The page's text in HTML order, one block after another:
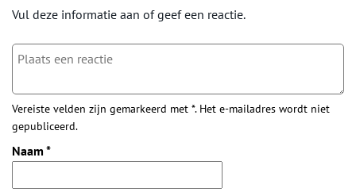
Vul deze informatie aan of geef een reactie.
Vereiste velden zijn gemarkeerd met *. Het e-mailadres wordt niet
gepubliceerd.
Naam *